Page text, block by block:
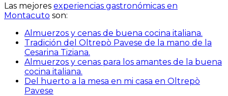
Las mejores experiencias gastronómicas en
Montacuto son:
Almuerzos y cenas de buena cocina italiana.
Tradición del Oltrepò Pavese de la mano de la
Cesarina Tiziana.
Almuerzos y cenas para los amantes de la buena
cocina italiana.
Del huerto a la mesa en mi casa en Oltrepò
Pavese